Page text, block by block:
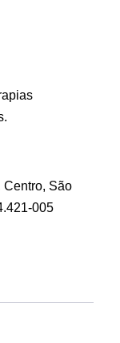
Centro, São
005